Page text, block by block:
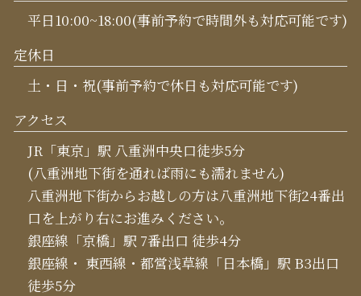
平日10:00~18:00(事前予約で時間外も対応可能です)
定休日
土・日・祝(事前予約で休日も対応可能です)
アクセス
JR「東京」駅 八重洲中央口徒歩5分
(八重洲地下街を通れば雨にも濡れません)
八重洲地下街からお越しの方は八重洲地下街24番出
口を上がり右にお進みください。
銀座線「京橋」駅 7番出口 徒歩4分
銀座線・ 東西線・都営浅草線「日本橋」駅 B3出口
徒歩5分